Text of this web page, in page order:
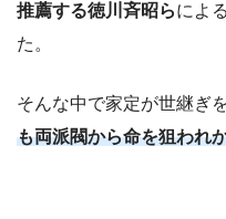
推薦する徳川斉昭らによる
た。
そんな中で家定が世継ぎ
も両派閥から命を狙われ